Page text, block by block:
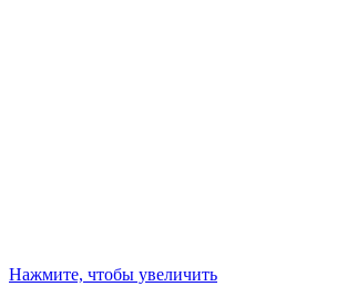
Нажмите, чтобы увеличить